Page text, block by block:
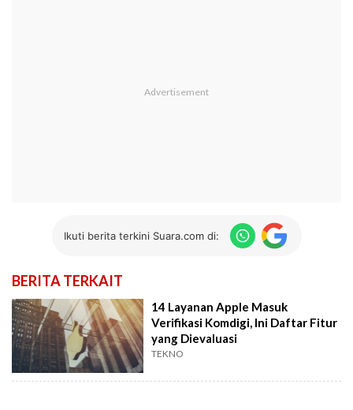
Ikuti berita terkini Suara.com di:
BERITA TERKAIT
14 Layanan Apple Masuk
Verifikasi Komdigi, Ini Daftar Fitur
yang Dievaluasi
TEKNO